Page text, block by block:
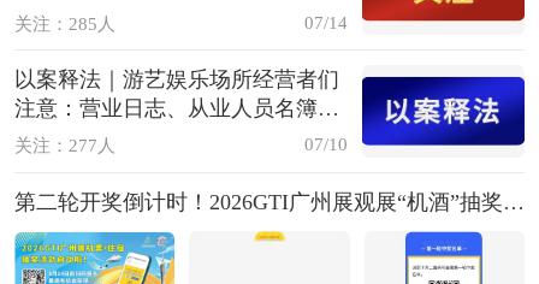
目录》
关注：285人 07/14
以案释法｜游艺娱乐场所经营者们
注意：营业日志、从业人员名簿，
缺一不可！
关注：277人 07/10
第二轮开奖倒计时！2026GTI广州展观展“机酒”抽奖活动火热进行中~